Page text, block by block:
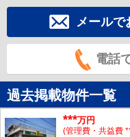
メールで
電話
過去掲載物件一覧
***万円
(管理費・共益費